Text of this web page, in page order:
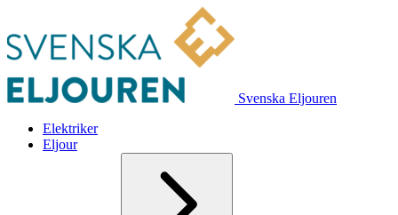
Svenska Eljouren
Elektriker
Eljour